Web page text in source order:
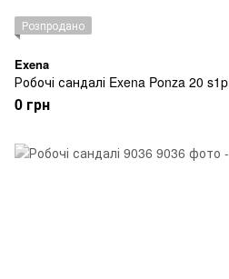
Розпродано
Exena
Робочі сандалі Exena Ponza 20 s1p
0 грн